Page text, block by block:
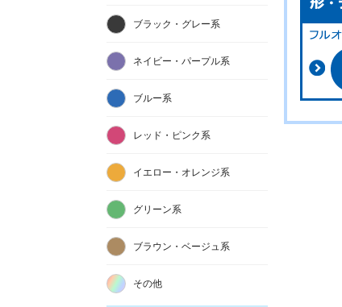
ブラック・グレー系
ネイビー・パープル系
ブルー系
レッド・ピンク系
イエロー・オレンジ系
グリーン系
ブラウン・ベージュ系
その他